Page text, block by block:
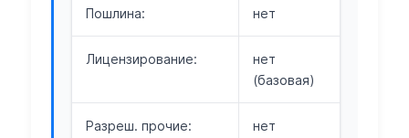
Пошлина: нет
Лицензирование:
нет
(базовая)
Разреш. прочие:
нет